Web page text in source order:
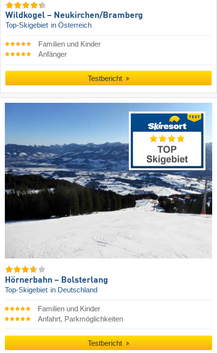
Wildkogel – Neukirchen/​Bramberg
Top-Skigebiet in Österreich
Familien und Kinder
Anfänger
Testbericht
Hörnerbahn – Bolsterlang
Top-Skigebiet in Deutschland
Familien und Kinder
Anfahrt, Parkmöglichkeiten
Testbericht